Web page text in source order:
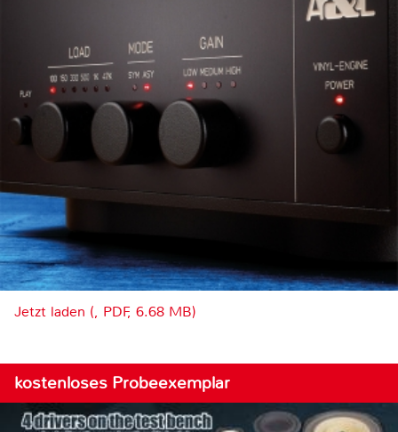
Jetzt laden (, PDF, 6.68 MB)
kostenloses Probeexemplar